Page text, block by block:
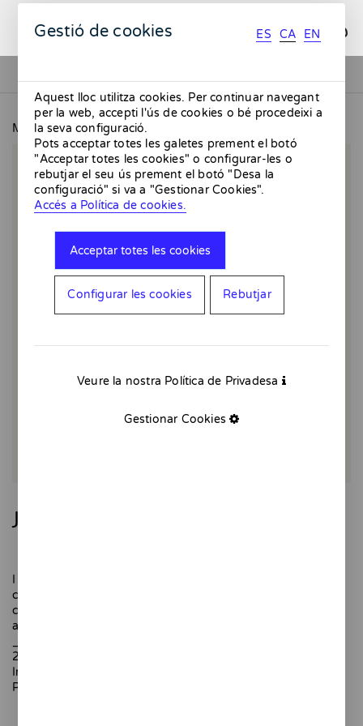
EN
MMMMERCAT Juny
Juny
començar a respirar una mica d'aire pur després de mesos
confinats, però el nostre balcó havia esdevingut un refugi
agradable.
20 x 25 cm.
Impressió digital.
Paper texturat de 320 gr.
Gestió de cookies ES CA EN
Aquest lloc utilitza cookies. Per continuar navegant
per la web, accepti l'ús de cookies o bé procedeixi a
la seva configuració.
Pots acceptar totes les galetes prement el botó
"Acceptar totes les cookies" o configurar-les o
rebutjar el seu ús prement el botó "Desa la
configuració" si va a "Gestionar Cookies".
Accés a Política de cookies.
Acceptar totes les cookies
Configurar les cookies Rebutjar
Veure la nostra Política de Privadesa
Gestionar Cookies